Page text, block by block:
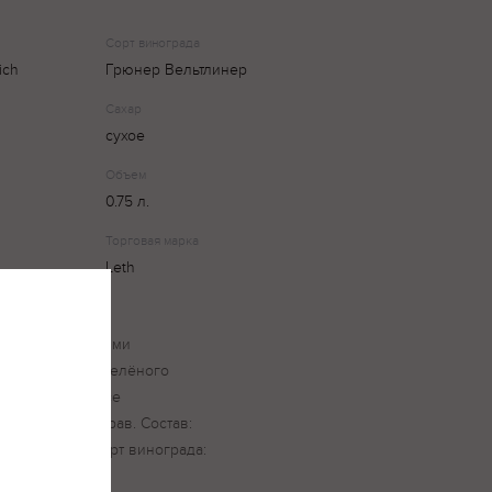
Сорт винограда
Грюнер Вельтлинер
Сахар
сухое
Объем
0.75 л.
Торговая марка
Leth
с серебристыми
ароматами зелёного
Во вкусе
ноты свежих трав. Состав:
(Е220). Сорт винограда: